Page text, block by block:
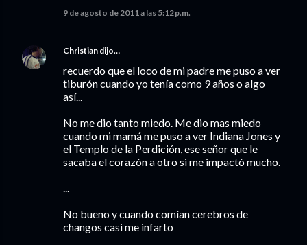
9 de agosto de 2011 a las 5:12 p.m.
Christian dijo…
recuerdo que el loco de mi padre me puso a ver
tiburón cuando yo tenía como 9 años o algo
así...
No me dio tanto miedo. Me dio mas miedo
cuando mi mamá me puso a ver Indiana Jones y
el Templo de la Perdición, ese señor que le
sacaba el corazón a otro si me impactó mucho.
No bueno y cuando comían cerebros de
changos casi me infarto